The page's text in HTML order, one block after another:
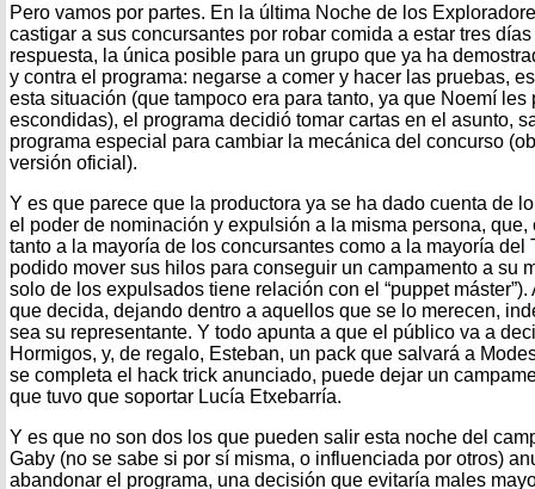
Pero vamos por partes. En la última Noche de los
castigar a sus concursantes por robar comida a estar tres
respuesta, la única posible para un grupo que ya ha
y contra el programa: negarse a comer y hacer las pruebas,
esta situación (que tampoco era para tanto, ya que Noemí les
escondidas), el programa decidió tomar cartas en el asunto,
programa especial para cambiar la mecánica del concurso
versión oficial).
Y es que parece que la productora ya se ha dado cuenta de
el poder de nominación y expulsión a la misma persona, que,
tanto a la mayoría de los concursantes como a la mayoría del
podido mover sus hilos para conseguir un campamento a su
solo de los expulsados tiene relación con el “puppet
que decida, dejando dentro a aquellos que se lo merecen,
sea su representante. Y todo apunta a que el público va a
Hormigos, y, de regalo, Esteban, un pack que salvará a
se completa el hack trick anunciado, puede dejar un
que tuvo que soportar Lucía Etxebarría.
Y es que no son dos los que pueden salir esta noche del
Gaby (no se sabe si por sí misma, o influenciada por otros)
abandonar el programa, una decisión que evitaría males